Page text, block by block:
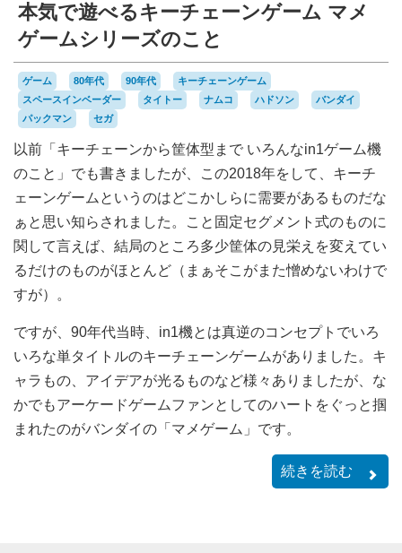
本気で遊べるキーチェーンゲーム マメ
ゲームシリーズのこと
ゲーム 80年代 90年代
キーチェーンゲーム
スペースインベーダー
タイトー ナムコ ハドソン
バンダイ
パックマン
セガ
以前「キーチェーンから筐体型まで いろんなin1ゲーム機
のこと」でも書きましたが、この2018年をして、キーチ
ェーンゲームというのはどこかしらに需要があるものだな
ぁと思い知らされました。こと固定セグメント式のものに
関して言えば、結局のところ多少筐体の見栄えを変えてい
るだけのものがほとんど（まぁそこがまた憎めないわけで
すが）。
ですが、90年代当時、in1機とは真逆のコンセプトでいろ
いろな単タイトルのキーチェーンゲームがありました。キ
ャラもの、アイデアが光るものなど様々ありましたが、な
かでもアーケードゲームファンとしてのハートをぐっと掴
まれたのがバンダイの「マメゲーム」です。
続きを読む